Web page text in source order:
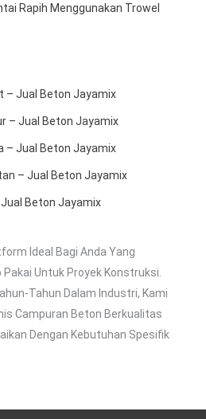
Rapih Menggunakan Trowel
– Jual Beton Jayamix
– Jual Beton Jayamix
– Jual Beton Jayamix
– Jual Beton Jayamix
Beton Jayamix
Ideal Bagi Anda Yang
Untuk Proyek Konstruksi.
Tahun Dalam Industri, Kami
Campuran Beton Berkualitas
Dengan Kebutuhan Spesifik